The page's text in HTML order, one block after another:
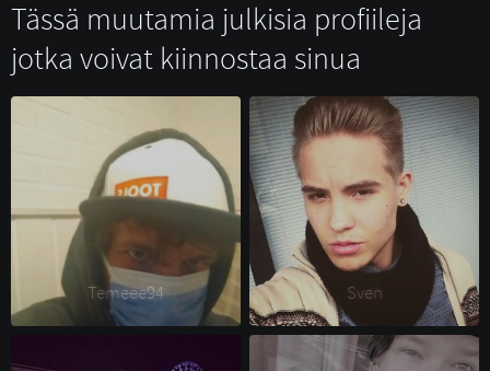
Tässä muutamia julkisia profiileja
jotka voivat kiinnostaa sinua
Temeee94 Sven